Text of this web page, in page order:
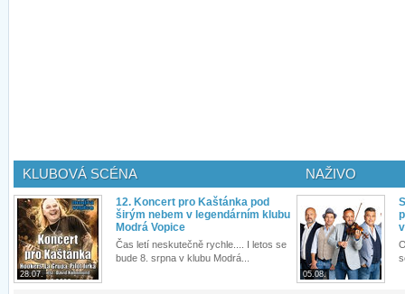
KLUBOVÁ SCÉNA
28.07.
12. Koncert pro Kaštánka pod
širým nebem v legendárním klubu
Modrá Vopice
Čas letí neskutečně rychle.... I letos se
bude 8. srpna v klubu Modrá...
NAŽIVO
05.08.